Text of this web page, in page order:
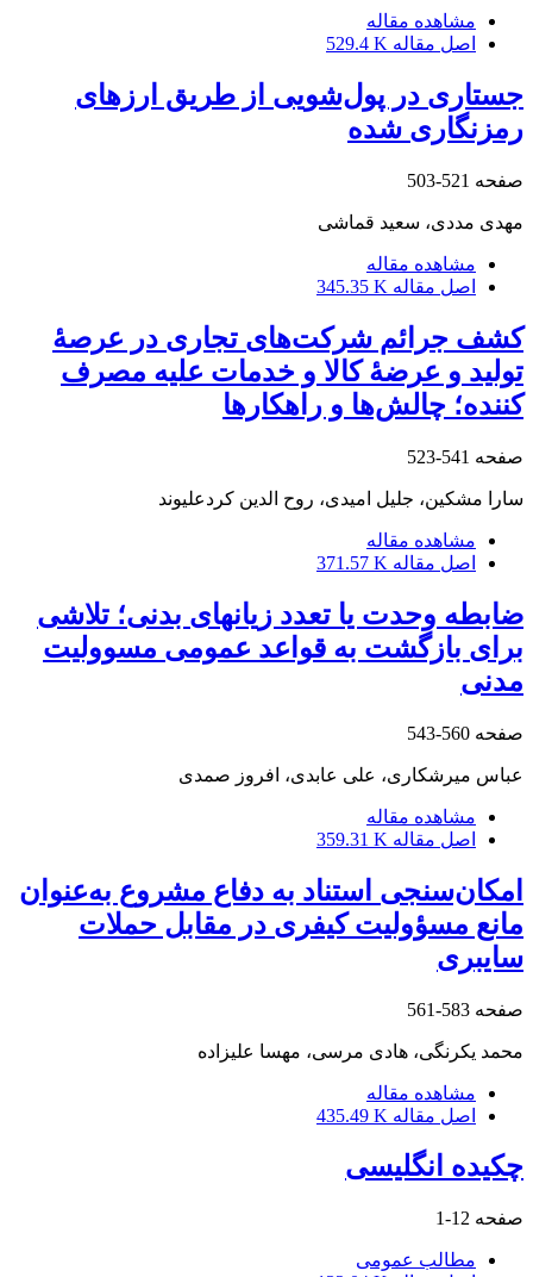
مشاهده مقاله
اصل مقاله 529.4 K
جستاری در پول‌شویی از طریق ارزهای
رمزنگاری شده
صفحه 521-503
مهدی مددی، سعید قماشی
مشاهده مقاله
اصل مقاله 345.35 K
کشف جرائم شرکت‌های تجاری در عرصۀ
تولید و عرضۀ کالا و خدمات علیه مصرف
کننده؛ چالش‌ها و راهکارها
صفحه 541-523
سارا مشکین، جلیل امیدی، روح الدین کردعلیوند
مشاهده مقاله
اصل مقاله 371.57 K
ضابطه وحدت یا تعدد زیانهای بدنی؛ تلاشی
برای بازگشت به قواعد عمومی مسوولیت
مدنی
صفحه 560-543
عباس میرشکاری، علی عابدی، افروز صمدی
مشاهده مقاله
اصل مقاله 359.31 K
امکان‌سنجی استناد به دفاع مشروع به‌عنوان
مانع مسؤولیت کیفری در مقابل حملات
سایبری
صفحه 583-561
محمد یکرنگی، هادی مرسی، مهسا علیزاده
مشاهده مقاله
اصل مقاله 435.49 K
چکیده انگلیسی
صفحه 12-1
مطالب عمومی